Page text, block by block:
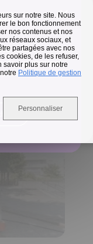
sur notre site. Nous
le bon fonctionnement
nos contenus et nos
réseaux sociaux, et
partagées avec nos
cookies, de les refuser,
savoir plus sur notre
Politique de gestion
Personnaliser
de nos camions
14 août.
de fortes